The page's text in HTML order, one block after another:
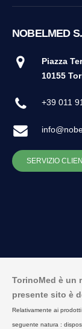
NOBELMED
Piazza
10155
+39 011
SERVIZIO
TorinoMed è un
presente sito è
Relativamente ai
seguente natura :